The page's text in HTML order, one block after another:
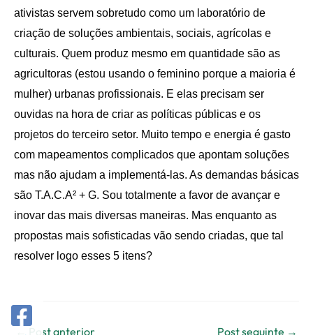
ativistas servem sobretudo como um laboratório de
criação de soluções ambientais, sociais, agrícolas e
culturais. Quem produz mesmo em quantidade são as
agricultoras (estou usando o feminino porque a maioria é
mulher) urbanas profissionais. E elas precisam ser
ouvidas na hora de criar as políticas públicas e os
projetos do terceiro setor. Muito tempo e energia é gasto
com mapeamentos complicados que apontam soluções
mas não ajudam a implementá-las. As demandas básicas
são T.A.C.A² + G. Sou totalmente a favor de avançar e
inovar das mais diversas maneiras. Mas enquanto as
propostas mais sofisticadas vão sendo criadas, que tal
resolver logo esses 5 itens?
← Post anterior Post seguinte →